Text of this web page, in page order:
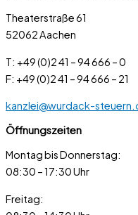
Theaterstraße 61
52062 Aachen
T: +49 (0)2 41 – 94 666 – 0
F: +49 (0)2 41 – 94 666 – 21
kanzlei@wurdack-
Öffnungszeiten
Montag bis Donnerstag:
08:30 – 17:30 Uhr
Freitag: